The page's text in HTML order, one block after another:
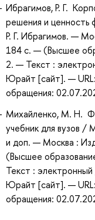
Ибрагимов, Р. Г.
решения и ценность
Р. Г. Ибрагимов. —
184 с. — (Высшее
2. — Текст :
Юрайт [сайт]. —
обращения:
Михайленко, М. Н.
учебник для вузов
и доп. — Москва :
(Высшее
Текст :
Юрайт [сайт]. —
обращения: